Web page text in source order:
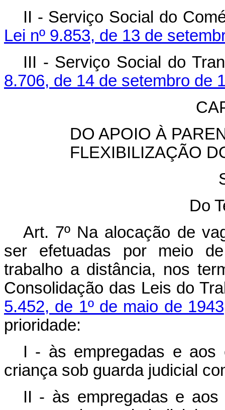
II - Serviço Social do
Lei nº 9.853, de 13 de
III - Serviço Social do
8.706, de 14 de setembro de
DO APOIO À
FLEXIBILIZAÇÃO
Do
Art. 7º Na alocação de
ser efetuadas por meio
trabalho a distância, nos
Consolidação das Leis do
5.452, de 1º de maio de 1943
prioridade:
I - às empregadas e aos
criança sob guarda judicial
II - às empregadas e aos